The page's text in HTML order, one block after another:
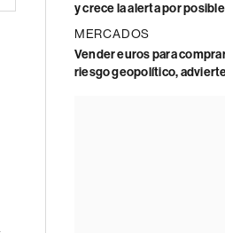
y crece la alerta por
MERCADOS
Vender euros para
riesgo geopolítico,